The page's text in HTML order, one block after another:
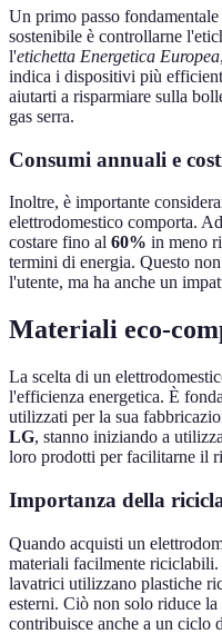
Un primo passo
sostenibile è controllarne
l'etichetta Energetica Europea
indica i dispositivi più
aiutarti a risparmiare sulla
gas serra.
Consumi annuali e
Inoltre, è importante
elettrodomestico comporta.
costare fino al 60% in meno
termini di energia. Questo
l'utente, ma ha anche un
Materiali eco-
La scelta di un
l'efficienza energetica. È
utilizzati per la sua
LG, stanno iniziando a
loro prodotti per facilitarne il
Importanza della
Quando acquisti un
materiali facilmente
lavatrici utilizzano plastiche
esterni. Ciò non solo riduce
contribuisce anche a un ciclo